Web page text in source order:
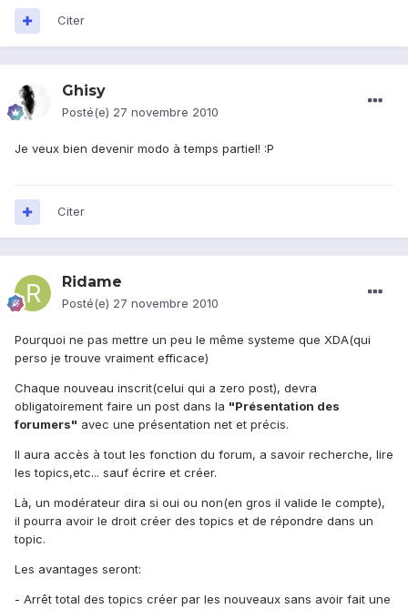
Citer
Ghisy
Posté(e) 27 novembre 2010
Je veux bien devenir modo à temps partiel! :P
Citer
Ridame
Posté(e) 27 novembre 2010
Pourquoi ne pas mettre un peu le même systeme que XDA(qui
perso je trouve vraiment efficace)
Chaque nouveau inscrit(celui qui a zero post), devra
obligatoirement faire un post dans la "Présentation des
forumers" avec une présentation net et précis.
Il aura accès à tout les fonction du forum, a savoir recherche, lire
les topics,etc... sauf écrire et créer.
Là, un modérateur dira si oui ou non(en gros il valide le compte),
il pourra avoir le droit créer des topics et de répondre dans un
topic.
Les avantages seront:
- Arrêt total des topics créer par les nouveaux sans avoir fait une